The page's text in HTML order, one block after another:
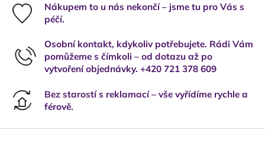
Nákupem to u nás nekončí – jsme tu pro Vás s
péčí.
Osobní kontakt, kdykoliv potřebujete. Rádi Vám
pomůžeme s čímkoli – od dotazu až po
vytvoření objednávky. +420 721 378 609
Bez starostí s reklamací – vše vyřídíme rychle a
férově.